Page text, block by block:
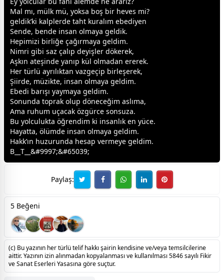
Mal mı, mülk mü, yoksa boş bir heves mi?
geldik’ki kalplerde taht kuralım ebediyen
Sende, bende insan olmaya geldik.
Hepimizi birliğe çağırmaya geldim.
Nimri gibi saz çalıp deyişler dökerek,
Aşkın ateşinde yanıp kül olmadan ererek.
Her türlü ayrılıktan vazgeçip birleşerek,
Şiirde, müzikte, insan olmaya geldim.
Ebedi barışı yaymaya geldim.
Sonunda toprak olup döneceğim aslıma,
Ama ruhum uçacak özgürce sonsuza.
Bu yolculukta öğrendim ki insanlık en yüce.
Hayatta, ölümde insan olmaya geldim.
Hakk’ın huzurunda hesap vermeye geldim.
B__T__&#9997;&#65039;
Paylaş:
5 Beğeni
(c) Bu yazının her türlü telif hakkı şairin kendisine ve/veya temsilcilerine
aittir. Yazının izin alınmadan kopyalanması ve kullanılması 5846 sayılı Fikir
ve Sanat Eserleri Yasasına göre suçtur.